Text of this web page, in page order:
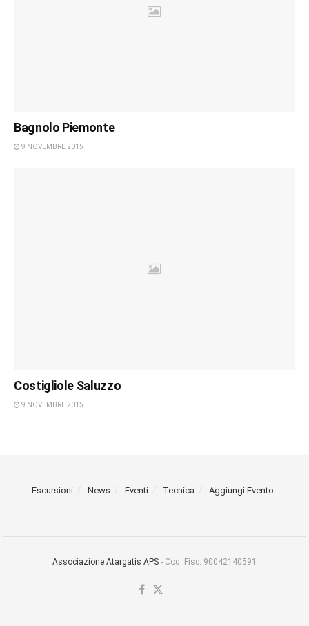
Bagnolo Piemonte
9 NOVEMBRE 2015
Costigliole Saluzzo
9 NOVEMBRE 2015
Escursioni News Eventi Tecnica Aggiungi Evento
Associazione Atargatis APS - Cod. Fisc. 90042140591